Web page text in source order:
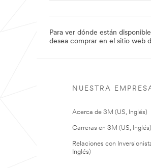
via email. I
e and agree
that my
its
third parties
accordance
Privacy
Policyand
Para ver dónde están
desea comprar en el sitio web
NUESTRA
Acerca de 3M (US, Inglés)
Carreras en 3M (US, Inglés)
Relaciones con
Inglés)